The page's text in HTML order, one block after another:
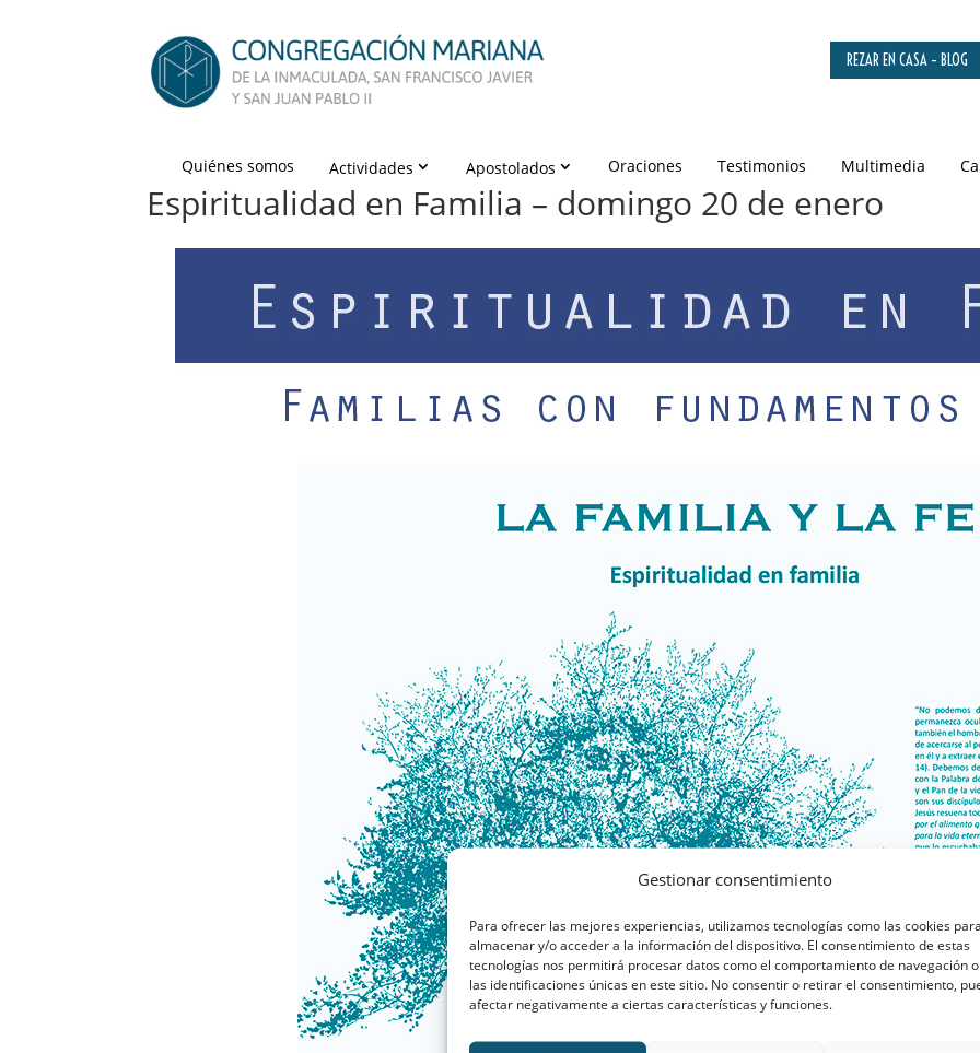
Gestionar consentimiento
Para ofrecer las mejores experiencias, utilizamos tecnologías como las cookies
almacenar y/o acceder a la información del dispositivo. El consentimiento de estas
tecnologías nos permitirá procesar datos como el comportamiento de navegación o
las identificaciones únicas en este sitio. No consentir o retirar el consentimiento,
afectar negativamente a ciertas características y funciones.
REZAR EN CASA – BLOG
Quiénes somos Actividades Apostolados Oraciones Testimonios Multimedia
Espiritualidad en Familia – domingo 20 de enero